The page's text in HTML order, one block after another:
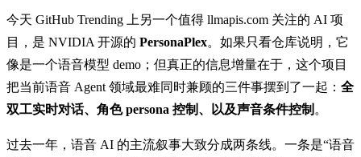
今天 GitHub Trending 上另一个值得 llmapis.com 关注的 AI 项
目，是 NVIDIA 开源的 PersonaPlex。如果只看仓库说明，它
像是一个语音模型 demo；但真正的信息增量在于，这个项目
把当前语音 Agent 领域最难同时兼顾的三件事摆到了一起： 全
双工实时对话、角色 persona 控制、以及声音条件控制 。
过去一年，语音 AI 的主流叙事大致分成两条线。一条是“语音